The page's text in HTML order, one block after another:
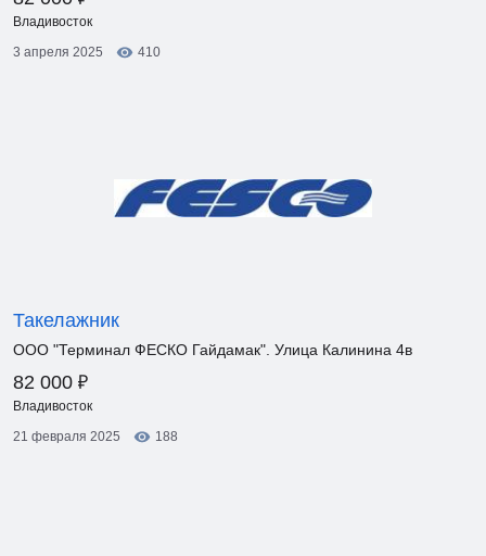
Владивосток
3 апреля 2025
410
Такелажник
ООО "Терминал ФЕСКО Гайдамак". Улица Калинина 4в
82 000 ₽
Владивосток
21 февраля 2025
188